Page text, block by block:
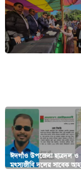
ঈদগাঁও উপজেলা ছাত্রদল ও
মৎস্যজীবি দলের সাবেক